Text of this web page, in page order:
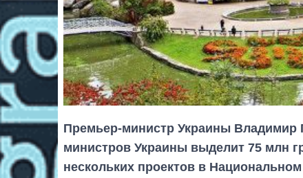
Премьер-министр Украины Владимир
министров Украины выделит 75 млн
нескольких проектов в